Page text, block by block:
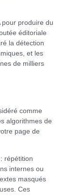
pour produire du
éditoriale
la détection
et les
de milliers
comme
algorithmes de
page de
répétition
internes ou
masqués
Ces